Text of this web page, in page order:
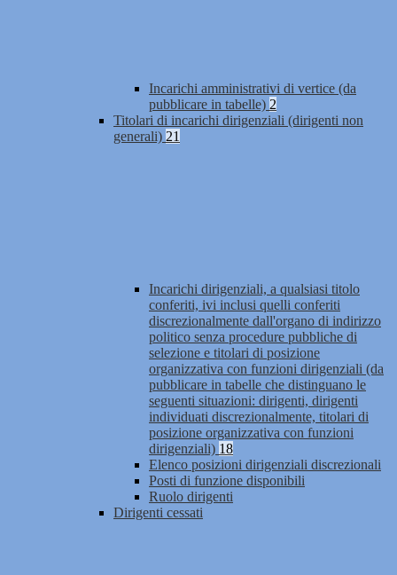
Incarichi amministrativi di vertice (da
pubblicare in tabelle) 2
Titolari di incarichi dirigenziali (dirigenti non
generali) 21
Incarichi dirigenziali, a qualsiasi titolo
conferiti, ivi inclusi quelli conferiti
discrezionalmente dall'organo di indirizzo
politico senza procedure pubbliche di
selezione e titolari di posizione
organizzativa con funzioni dirigenziali (da
pubblicare in tabelle che distinguano le
seguenti situazioni: dirigenti, dirigenti
individuati discrezionalmente, titolari di
posizione organizzativa con funzioni
dirigenziali) 18
Elenco posizioni dirigenziali discrezionali
Posti di funzione disponibili
Ruolo dirigenti
Dirigenti cessati